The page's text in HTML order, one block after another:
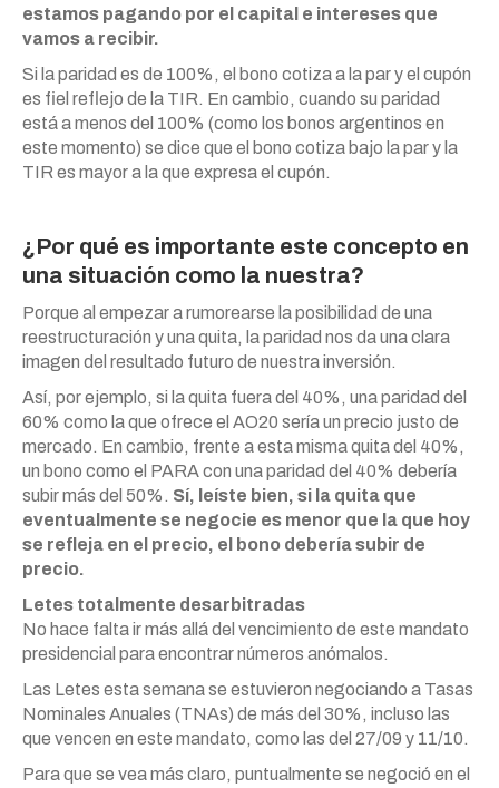
estamos pagando por el capital e intereses que
vamos a recibir.
Si la paridad es de 100%, el bono cotiza a la par y el cupón
es fiel reflejo de la TIR. En cambio, cuando su paridad
está a menos del 100% (como los bonos argentinos en
este momento) se dice que el bono cotiza bajo la par y la
TIR es mayor a la que expresa el cupón.
¿Por qué es importante este concepto en
una situación como la nuestra?
Porque al empezar a rumorearse la posibilidad de una
reestructuración y una quita, la paridad nos da una clara
imagen del resultado futuro de nuestra inversión.
Así, por ejemplo, si la quita fuera del 40%, una paridad del
60% como la que ofrece el AO20 sería un precio justo de
mercado. En cambio, frente a esta misma quita del 40%,
un bono como el PARA con una paridad del 40% debería
subir más del 50%. Sí, leíste bien, si la quita que
eventualmente se negocie es menor que la que hoy
se refleja en el precio, el bono debería subir de
precio.
Letes totalmente desarbitradas
No hace falta ir más allá del vencimiento de este mandato
presidencial para encontrar números anómalos.
Las Letes esta semana se estuvieron negociando a Tasas
Nominales Anuales (TNAs) de más del 30%, incluso las
que vencen en este mandato, como las del 27/09 y 11/10.
Para que se vea más claro, puntualmente se negoció en el